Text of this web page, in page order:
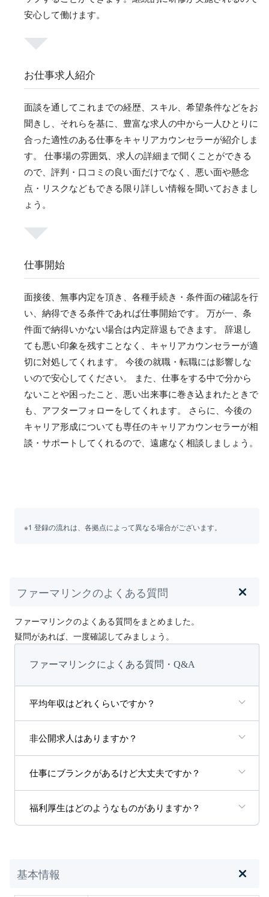
安心して働けます。
お仕事求人紹介
面談を通してこれまでの経歴、スキル、希望条件などをお
聞きし、それらを基に、豊富な求人の中から一人ひとりに
合った適性のある仕事をキャリアカウンセラーが紹介しま
す。 仕事場の雰囲気、求人の詳細まで聞くことができる
ので、評判・口コミの良い面だけでなく、悪い面や懸念
点・リスクなどもできる限り詳しい情報を聞いておきまし
ょう。
仕事開始
面接後、無事内定を頂き、各種手続き・条件面の確認を行
い、納得できる条件であれば仕事開始です。 万が一、条
件面で納得いかない場合は内定辞退もできます。 辞退し
ても悪い印象を残すことなく、キャリアカウンセラーが適
切に対処してくれます。 今後の就職・転職には影響しな
いので安心してください。 また、仕事をする中で分から
ないことや困ったこと、悪い出来事に巻き込まれたときで
も、アフターフォローをしてくれます。 さらに、今後の
キャリア形成についても専任のキャリアカウンセラーが相
談・サポートしてくれるので、遠慮なく相談しましょう。
※1 登録の流れは、各拠点によって異なる場合がございます。
ファーマリンクのよくある質問
ファーマリンクのよくある質問をまとめました。
疑問があれば、一度確認してみましょう。
ファーマリンクによくある質問・Q&A
平均年収はどれくらいですか？
非公開求人はありますか？
仕事にブランクがあるけど大丈夫ですか？
福利厚生はどのようなものがありますか？
基本情報